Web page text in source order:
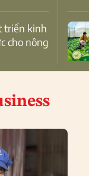
cho nông